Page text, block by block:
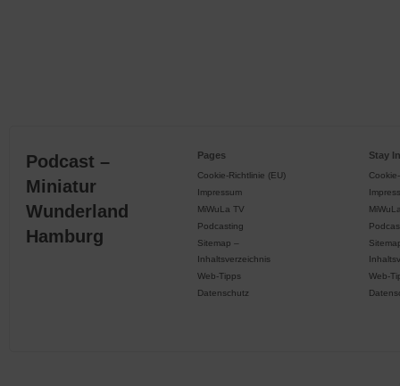
Podcast –
Miniatur
Wunderland
Hamburg
Pages
Cookie-Richtlinie (EU)
Impressum
MiWuLa TV
Podcasting
Sitemap –
Inhaltsverzeichnis
Web-Tipps
Datenschutz
Stay
Web-